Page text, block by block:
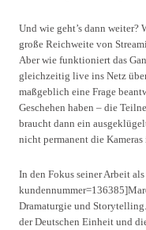
Und wie geht’s dann
große Reichweite von
Aber wie funktioniert das
gleichzeitig live ins Netz
maßgeblich eine Frage
Geschehen haben – die
braucht dann ein
nicht permanent die Kameras
In den Fokus seiner Arbeit
Dramaturgie und
der Deutschen Einheit und